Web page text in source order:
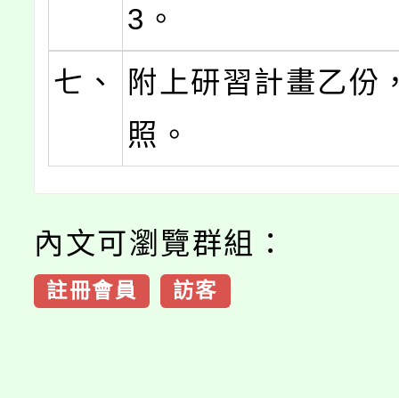
3。
七、
附上研習計畫乙份
照。
內文可瀏覽群組：
註冊會員 訪客